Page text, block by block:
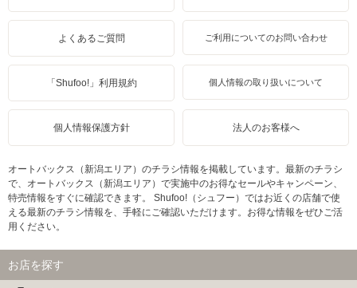
よくあるご質問 ご利用についてのお問い合わせ
「Shufoo!」利用規約 個人情報の取り扱いについて
個人情報保護方針 法人のお客様へ
オートバックス（新潟エリア）のチラシ情報を掲載しています。最新のチラシ
で、オートバックス（新潟エリア）で実施中のお得なセールやキャンペーン、
特売情報をすぐに確認できます。 Shufoo!（シュフー）ではお近くの店舗で使
える最新のチラシ情報を、手軽にご確認いただけます。お得な情報をぜひご活
用ください。
お店を探す